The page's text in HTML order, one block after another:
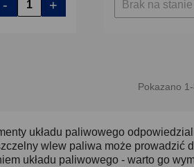
- + Brak na stanie
Pokazano
układu paliwowego
wlew paliwa może prowadzić
układu paliwowego - warto go